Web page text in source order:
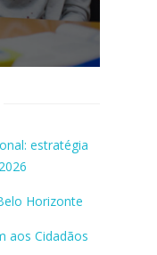
estratégia
Horizonte
aos Cidadãos